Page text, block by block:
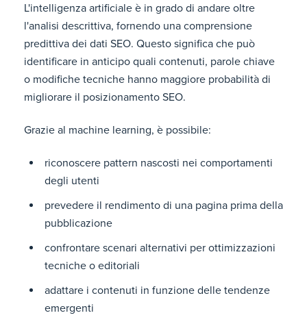
L'intelligenza artificiale è in grado di andare oltre
l'analisi descrittiva, fornendo una comprensione
predittiva dei dati SEO. Questo significa che può
identificare in anticipo quali contenuti, parole chiave
o modifiche tecniche hanno maggiore probabilità di
migliorare il posizionamento SEO.
Grazie al machine learning, è possibile:
riconoscere pattern nascosti nei comportamenti
degli utenti
prevedere il rendimento di una pagina prima della
pubblicazione
confrontare scenari alternativi per ottimizzazioni
tecniche o editoriali
adattare i contenuti in funzione delle tendenze
emergenti